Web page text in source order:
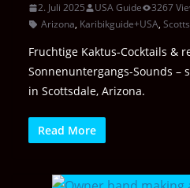
2. Juli 2025 USA Guide
3267
Arizona, Karibikguide+USA,
Fruchtige Kaktus-Cocktails &
Sonnenuntergangs-Sounds –
in Scottsdale, Arizona.
Read More